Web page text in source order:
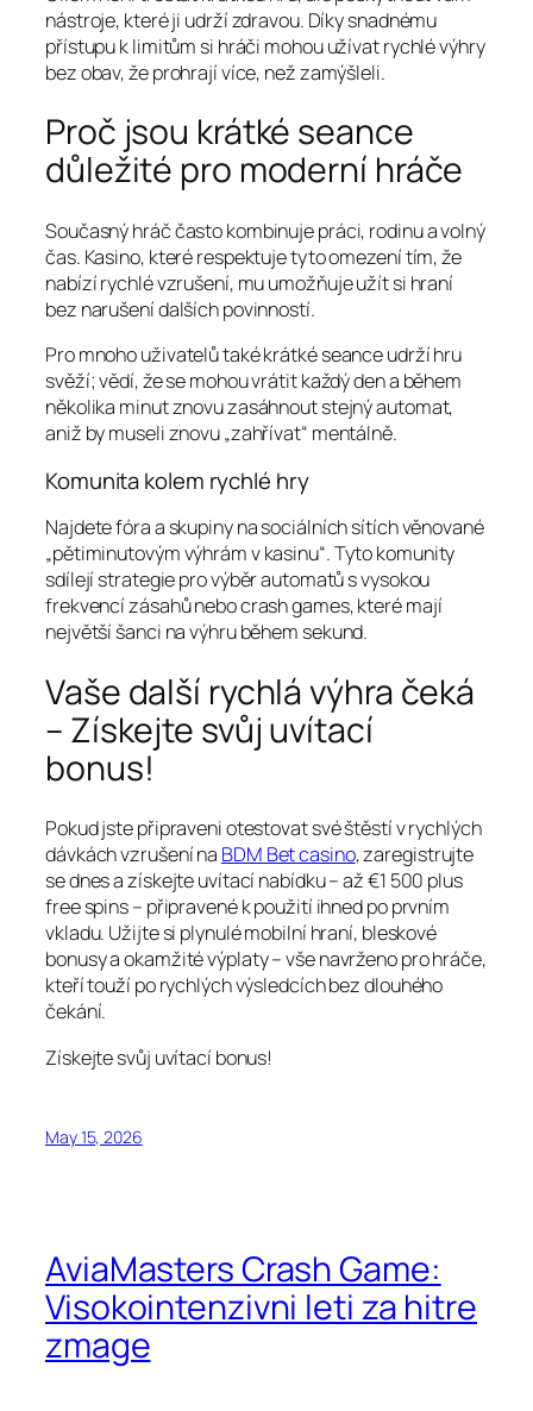
nástroje, které ji udrží zdravou. Díky snadnému
přístupu k limitům si hráči mohou užívat rychlé výhry
bez obav, že prohrají více, než zamýšleli.
Proč jsou krátké seance
důležité pro moderní hráče
Současný hráč často kombinuje práci, rodinu a volný
čas. Kasino, které respektuje tyto omezení tím, že
nabízí rychlé vzrušení, mu umožňuje užít si hraní
bez narušení dalších povinností.
Pro mnoho uživatelů také krátké seance udrží hru
svěží; vědí, že se mohou vrátit každý den a během
několika minut znovu zasáhnout stejný automat,
aniž by museli znovu „zahřívat“ mentálně.
Komunita kolem rychlé hry
Najdete fóra a skupiny na sociálních sítích věnované
„pětiminutovým výhrám v kasinu“. Tyto komunity
sdílejí strategie pro výběr automatů s vysokou
frekvencí zásahů nebo crash games, které mají
největší šanci na výhru během sekund.
Vaše další rychlá výhra čeká
– Získejte svůj uvítací
bonus!
Pokud jste připraveni otestovat své štěstí v rychlých
dávkách vzrušení na BDM Bet casino, zaregistrujte
se dnes a získejte uvítací nabídku – až €1 500 plus
free spins – připravené k použití ihned po prvním
vkladu. Užijte si plynulé mobilní hraní, bleskové
bonusy a okamžité výplaty – vše navrženo pro hráče,
kteří touží po rychlých výsledcích bez dlouhého
čekání.
Získejte svůj uvítací bonus!
May 15, 2026
AviaMasters Crash Game:
Visokointenzivni leti za hitre
zmage